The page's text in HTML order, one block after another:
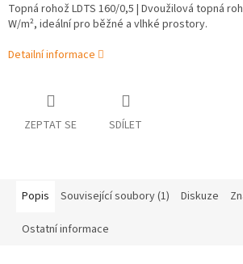
Topná rohož LDTS 160/0,5 | Dvoužilová topná
W/m², ideální pro běžné a vlhké prostory.
Detailní informace
ZEPTAT SE SDÍLET
Popis Související soubory (1) Diskuze
Ostatní informace